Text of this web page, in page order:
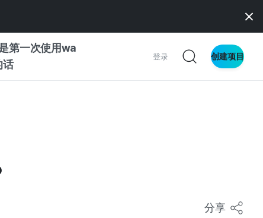
第一次使用wa
话
登录 创建项目
分享